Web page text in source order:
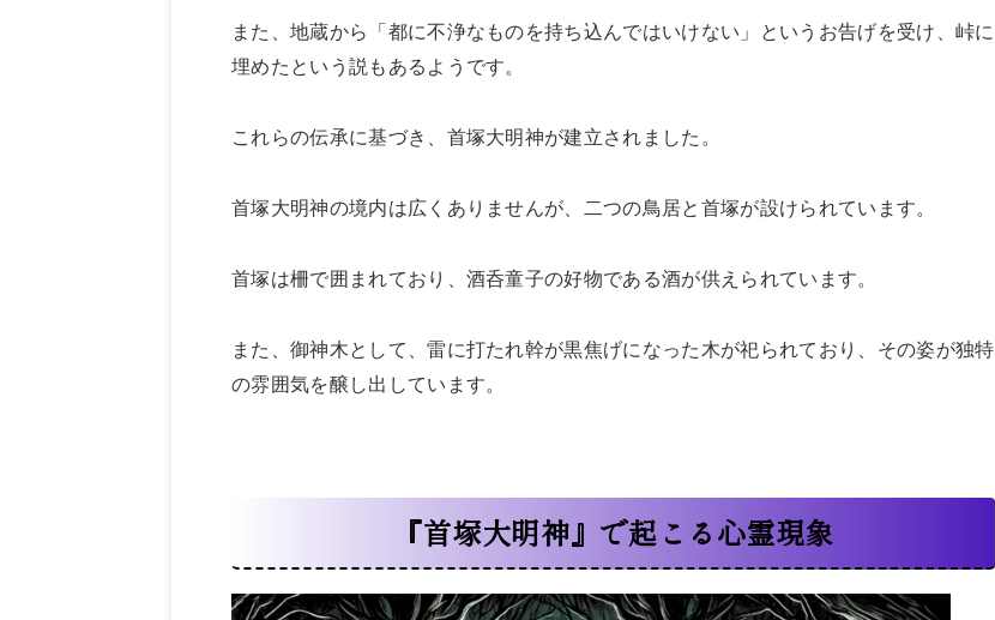
また、地蔵から「都に不浄なものを持ち込んではいけない」というお告げを受け、峠に
埋めたという説もあるようです。
これらの伝承に基づき、首塚大明神が建立されました。
首塚大明神の境内は広くありませんが、二つの鳥居と首塚が設けられています。
首塚は柵で囲まれており、酒呑童子の好物である酒が供えられています。
また、御神木として、雷に打たれ幹が黒焦げになった木が祀られており、その姿が独特
の雰囲気を醸し出しています。
『首塚大明神』で起こる心霊現象